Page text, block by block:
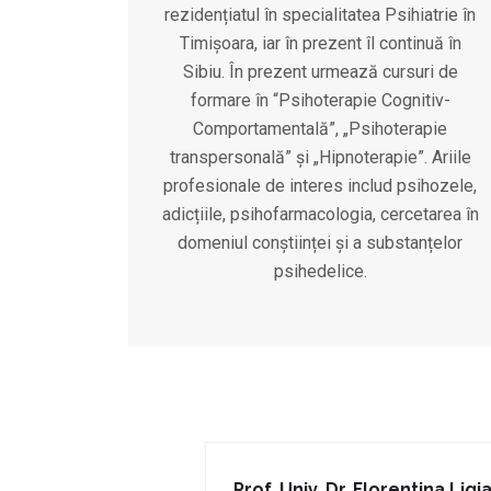
rezidențiatul în specialitatea Psihiatrie în
Timișoara, iar în prezent îl continuă în
Sibiu. În prezent urmează cursuri de
formare în “Psihoterapie Cognitiv-
Comportamentală”, „Psihoterapie
transpersonală” și „Hipnoterapie”. Ariile
profesionale de interes includ psihozele,
adicțiile, psihofarmacologia, cercetarea în
domeniul conștiinței și a substanțelor
psihedelice.